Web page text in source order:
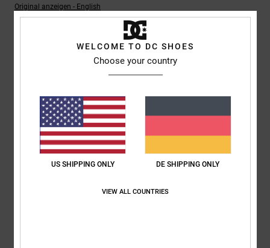
Original anzeigen - English
Komfort: 5/5 Preis-Leistungs-Verhältnis: 5/5 Größe: Perfekte Größe
Ich empfehle dieses Produkt
5/5
4. Juli 2026
Verifizierter Kauf
Komfort: 5/5 Preis-Leistungs-Verhältnis
Material: 5 Farbe: 5
Ich empfehle dieses Produkt
WELCOME TO DC SHOES
Choose your country
US SHIPPING ONLY DE SHIPPING ONLY
VIEW ALL COUNTRIES